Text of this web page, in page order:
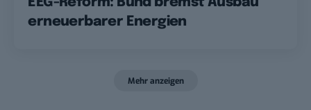
erneuerbarer Energien
Mehr anzeigen